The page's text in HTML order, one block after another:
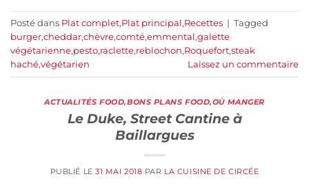
Posté dans Plat complet,Plat principal,Recettes | Tagged
burger,cheddar,chèvre,comté,emmental,galette
végétarienne,pesto,raclette,reblochon,Roquefort,steak
haché,végétarien Laissez un commentaire
ACTUALITÉS FOOD,BONS PLANS FOOD,OÙ MANGER
Le Duke, Street Cantine à
Baillargues
PUBLIÉ LE31 MAI 2018 PAR LA CUISINE DE CIRCÉE